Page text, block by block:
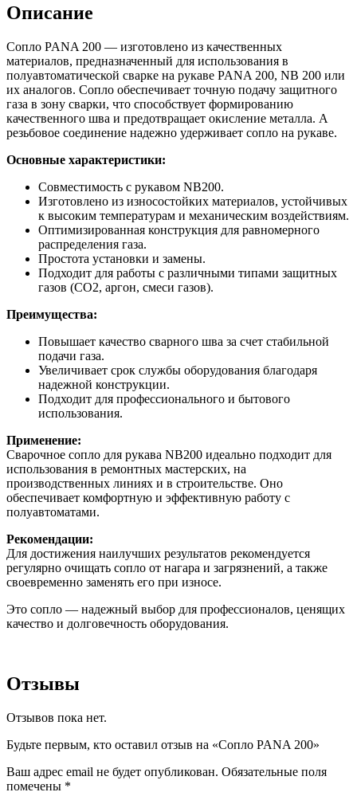
Описание
Сопло PANA 200 — изготовлено из качественных
материалов, предназначенный для использования в
полуавтоматической сварке на рукаве PANA 200, NB 200 или
их аналогов. Сопло обеспечивает точную подачу защитного
газа в зону сварки, что способствует формированию
качественного шва и предотвращает окисление металла. А
резьбовое соединение надежно удерживает сопло на рукаве.
Основные характеристики:
Совместимость с рукавом NB200.
Изготовлено из износостойких материалов, устойчивых
к высоким температурам и механическим воздействиям.
Оптимизированная конструкция для равномерного
распределения газа.
Простота установки и замены.
Подходит для работы с различными типами защитных
газов (CO2, аргон, смеси газов).
Преимущества:
Повышает качество сварного шва за счет стабильной
подачи газа.
Увеличивает срок службы оборудования благодаря
надежной конструкции.
Подходит для профессионального и бытового
использования.
Применение:
Сварочное сопло для рукава NB200 идеально подходит для
использования в ремонтных мастерских, на
производственных линиях и в строительстве. Оно
обеспечивает комфортную и эффективную работу с
полуавтоматами.
Рекомендации:
Для достижения наилучших результатов рекомендуется
регулярно очищать сопло от нагара и загрязнений, а также
своевременно заменять его при износе.
Это сопло — надежный выбор для профессионалов, ценящих
качество и долговечность оборудования.
Отзывы
Отзывов пока нет.
Будьте первым, кто оставил отзыв на «Сопло PANA 200»
Ваш адрес email не будет опубликован. Обязательные поля
помечены *